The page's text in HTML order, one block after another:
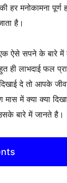
हर मनोकामना पूर्ण
है।
ऐसे सपने के बारे में
ही लाभदाई फल
दे तो आपके
मास में क्या क्या
बारे में जानते है।